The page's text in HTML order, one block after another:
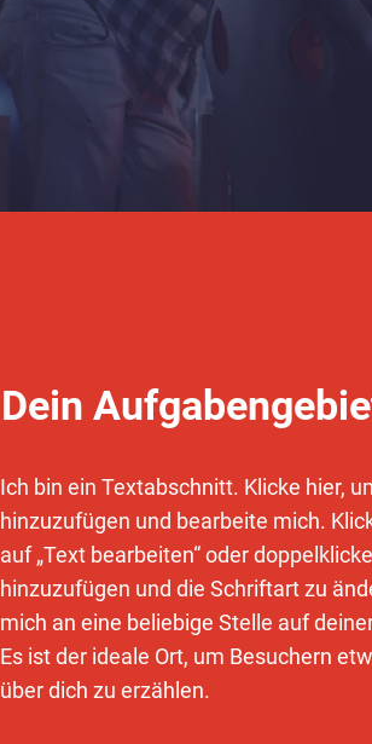
Dein
Ich bin ein Textabschnitt. Klicke hier,
hinzuzufügen und bearbeite mich.
auf „Text bearbeiten“ oder
hinzuzufügen und die Schriftart zu
mich an eine beliebige Stelle auf
Es ist der ideale Ort, um Besuchern
über dich zu erzählen.